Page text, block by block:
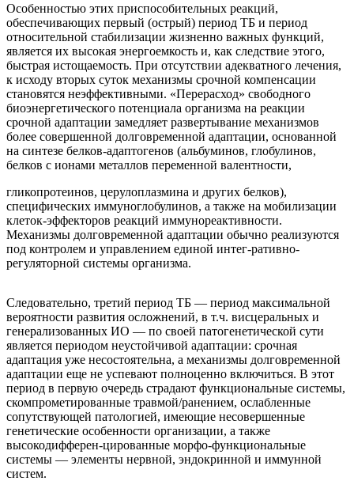
Особенностью этих приспособительных реакций,
обеспечивающих первый (острый) период ТБ и период
относительной стабилизации жизненно важных функций,
является их высокая энергоемкость и, как следствие этого,
быстрая истощаемость. При отсутствии адекватного лечения,
к исходу вторых суток механизмы срочной компенсации
становятся неэффективными. «Перерасход» свободного
биоэнергетического потенциала организма на реакции
срочной адаптации замедляет развертывание механизмов
более совершенной долговременной адаптации, основанной
на синтезе белков-адаптогенов (альбуминов, глобулинов,
белков с ионами металлов переменной валентности,
гликопротеинов, церулоплазмина и других белков),
специфических иммуноглобулинов, а также на мобилизации
клеток-эффекторов реакций иммунореактивности.
Механизмы долговременной адаптации обычно реализуются
под контролем и управлением единой интег-ративно-
регуляторной системы организма.
Следовательно, третий период ТБ — период максимальной
вероятности развития осложнений, в т.ч. висцеральных и
генерализованных ИО — по своей патогенетической сути
является периодом неустойчивой адаптации: срочная
адаптация уже несостоятельна, а механизмы долговременной
адаптации еще не успевают полноценно включиться. В этот
период в первую очередь страдают функциональные системы,
скомпрометированные травмой/ранением, ослабленные
сопутствующей патологией, имеющие несовершенные
генетические особенности организации, а также
высокодифферен-цированные морфо-функциональные
системы — элементы нервной, эндокринной и иммунной
систем.